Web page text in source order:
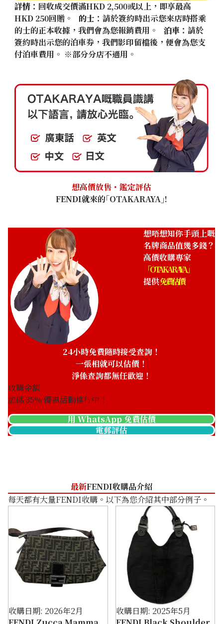
推廣活動進行中！
詳情 ：回收成交價滿HKD 2,500或以上，即享最高
HKD 250回贈。 的士 ：請於簽約時出示您來店時搭乘
的士的正本收據，我們會為您報銷費用。泊車 ：請於
簽約時出示您的泊車券，我們影印留檔後，便會為您支
付泊車費用。 ※部分分店不適用。
想高價放售・鑑定評估
FENDI就來的｢OTAKARAYA｣!
想唔想知你手頭上嘅
名牌商品值幾多錢？
高價收購專家
「OTAKARAYA」
提供免費估價
24小時免費隨時接受查詢！
一張相就可以估價！
淨係查詢都無任歡迎！
收購金額
加碼35% 優惠活動進行中！
用 WhatsApp 免費估價
電郵評估
最新FENDI收購品介紹
每天都有大量FENDI收購。以下為您介紹其中部分例子。
收購日期: 2026年2月
收購日期: 2025年5月